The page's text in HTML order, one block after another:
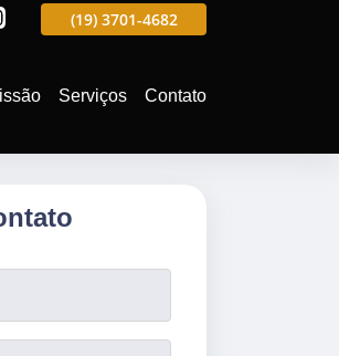
(19) 3701-4682
Serviços Contato